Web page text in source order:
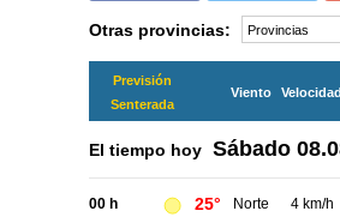
Otras provincias:
Previsión
Senterada
Viento Velocidad
El tiempo hoy Sábado
00 h 25° Norte 4 km/h